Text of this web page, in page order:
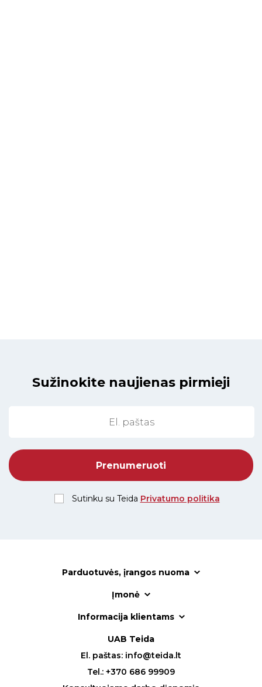
Sužinokite naujienas pirmieji
Sutinku su Teida Privatumo politika
Parduotuvės, įrangos nuoma
Įmonė
Informacija klientams
UAB Teida
El. paštas: info@teida.lt
Tel.: +370 686 99909